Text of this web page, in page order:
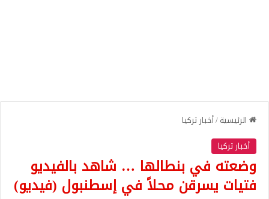
الرئيسية/أخبار تركيا
أخبار تركيا
وضعته في بنطالها … شاهد بالفيديو
فتيات يسرقن محلاً في إسطنبول (فيديو)